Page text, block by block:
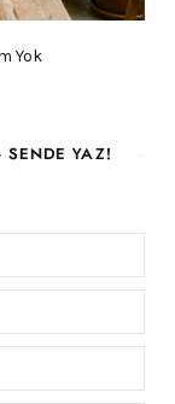
Yok
SENDE YAZ!